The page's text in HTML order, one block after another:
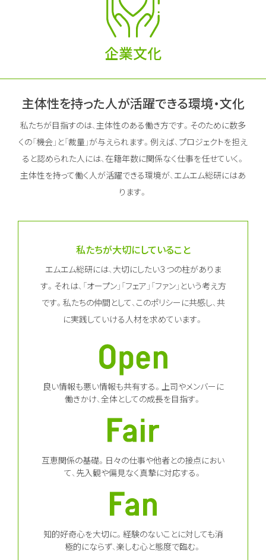
企業文化
主体性を持った人が活躍できる環境・文化
私たちが目指すのは、主体性のある働き方です。 そのために数多
くの「機会」と「裁量」が与えられます。 例えば、プロジェクトを担え
ると認められた人には、在籍年数に関係なく仕事を任せていく。
主体性を持って働く人が活躍できる環境が、エムエム総研にはあ
ります。
私たちが大切にしていること
エムエム総研には、大切にしたい３つの柱がありま
す。 それは、「オープン」「フェア」「ファン」という考え方
です。 私たちの仲間として、このポリシーに共感し、共
に実践していける人材を求めています。
良い情報も悪い情報も共有する。上司やメンバーに
働きかけ、全体としての成長を目指す。
互恵関係の基礎。日々の仕事や他者との接点におい
て、先入観や偏見なく真摯に対応する。
知的好奇心を大切に。経験のないことに対しても消
極的にならず、楽しむ心と態度で臨む。